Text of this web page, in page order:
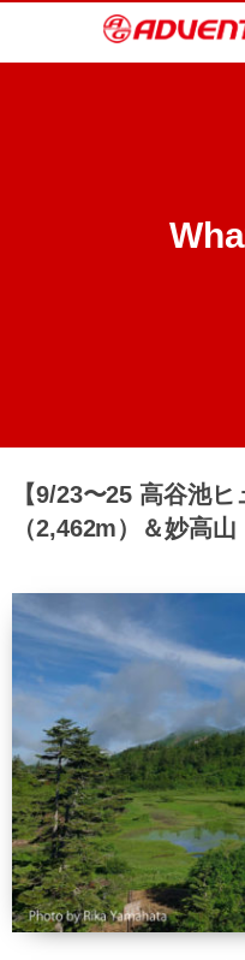
【9/23〜25 高谷池
（2,462m）＆妙高